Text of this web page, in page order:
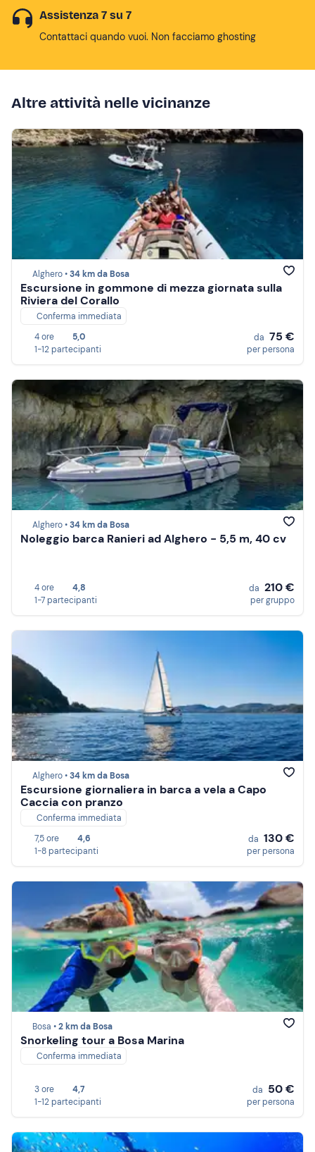
Assistenza 7 su 7
Contattaci quando vuoi. Non facciamo ghosting
Altre attività nelle vicinanze
Alghero •34 km da Bosa
Escursione in gommone di mezza giornata sulla
Riviera del Corallo
Conferma immediata
4 ore
5,0
1-12 partecipanti
da 75 €
per persona
Alghero •34 km da Bosa
Noleggio barca Ranieri ad Alghero - 5,5 m, 40 cv
4 ore
4,8
1-7 partecipanti
da 210 €
per gruppo
Alghero •34 km da Bosa
Escursione giornaliera in barca a vela a Capo
Caccia con pranzo
Conferma immediata
7,5 ore
4,6
1-8 partecipanti
da 130 €
per persona
Bosa •2 km da Bosa
Snorkeling tour a Bosa Marina
Conferma immediata
3 ore
4,7
1-12 partecipanti
da 50 €
per persona